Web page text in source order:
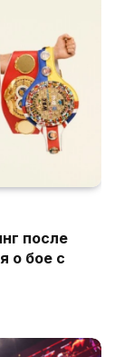
после
о бое с